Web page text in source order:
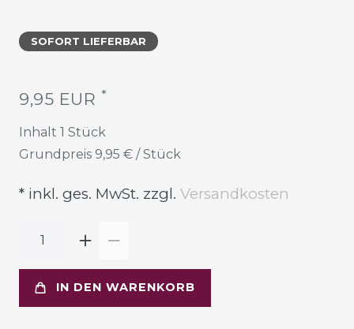
SOFORT LIEFERBAR
9,95 EUR *
Inhalt 1 Stück
Grundpreis 9,95 € / Stück
* inkl. ges. MwSt. zzgl. Versandkosten
IN DEN WARENKORB